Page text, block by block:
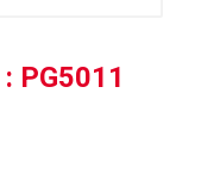
PG5011